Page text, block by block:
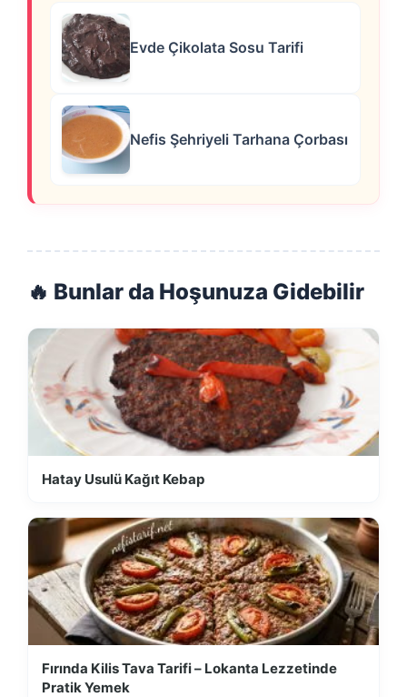
Evde Çikolata Sosu Tarifi
Nefis Şehriyeli Tarhana Çorbası
🔥 Bunlar da Hoşunuza Gidebilir
Hatay Usulü Kağıt Kebap
Fırında Kilis Tava Tarifi – Lokanta Lezzetinde
Pratik Yemek